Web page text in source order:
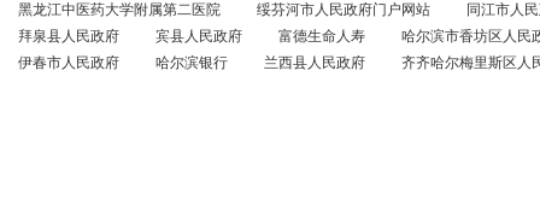
黑龙江中医药大学附属第二医院
绥芬河市人民政府门户网站
同江市人
拜泉县人民政府
宾县人民政府 富德生命人寿
哈尔滨市香坊区人民
伊春市人民政府
哈尔滨银行 兰西县人民政府 齐齐哈尔梅里斯区人